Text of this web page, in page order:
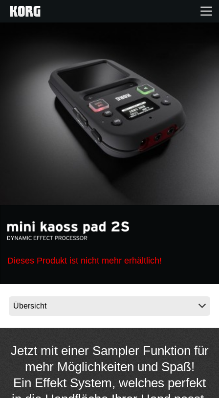
Produkte
Extras
Über KORG
Dieses Produkt ist nicht mehr erhältlich!
Jetzt mit einer Sampler Funktion für
mehr Möglichkeiten und Spaß!
Ein Effekt System, welches perfekt